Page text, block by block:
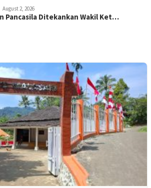
August 2, 2026
Pancasila Ditekankan Wakil Ket…